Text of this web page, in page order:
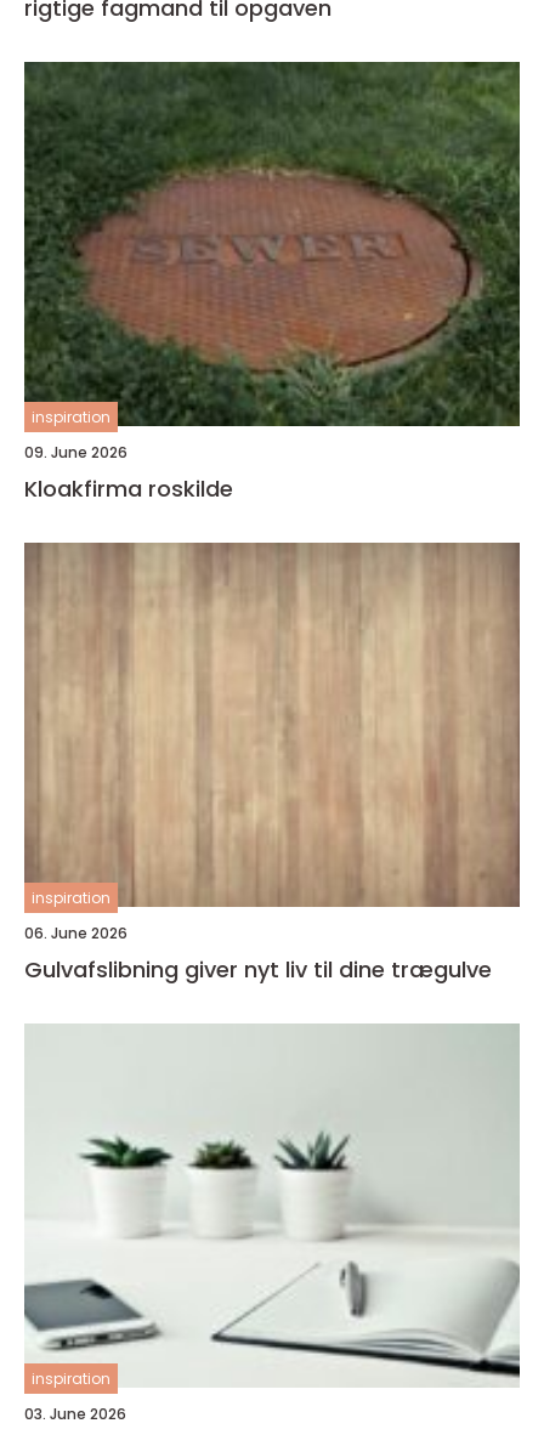
rigtige fagmand til opgaven
inspiration
09. June 2026
Kloakfirma roskilde
inspiration
06. June 2026
Gulvafslibning giver nyt liv til dine trægulve
inspiration
03. June 2026